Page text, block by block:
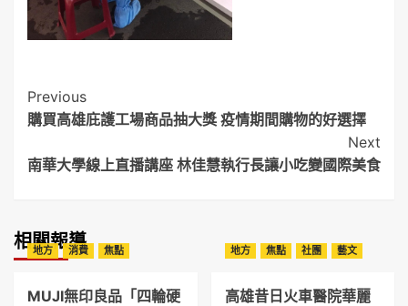
Post
Navigation
Previous
購買高雄庇護工場商品抽大獎 疫情期間購物的好選擇
Next
南華大學線上直播講座 林佳慧執行長讓小吃變國際美食
相關報導
地方 消費 焦點
MUJI無印良品「四輪硬
地方 焦點 社團 藝文
高雄昔日火車醫院華麗